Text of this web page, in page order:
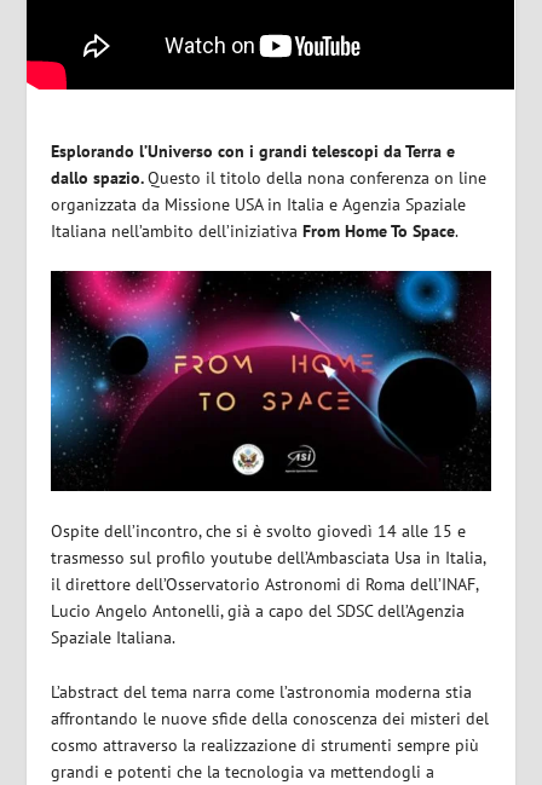
Esplorando l’Universo con i grandi telescopi da Terra e
dallo spazio.Questo il titolo della nona conferenza on line
organizzata da Missione USA in Italia e Agenzia Spaziale
Italiana nell’ambito dell’iniziativaFrom Home To Space.
Ospite dell’incontro, che si è svolto giovedì 14 alle 15 e
trasmesso sul profilo youtube dell’Ambasciata Usa in Italia,
il direttore dell’Osservatorio Astronomi di Roma dell’INAF,
Lucio Angelo Antonelli, già a capo del SDSC dell’Agenzia
Spaziale Italiana.
L’abstract del tema narra come l’astronomia moderna stia
affrontando le nuove sfide della conoscenza dei misteri del
cosmo attraverso la realizzazione di strumenti sempre più
grandi e potenti che la tecnologia va mettendogli a